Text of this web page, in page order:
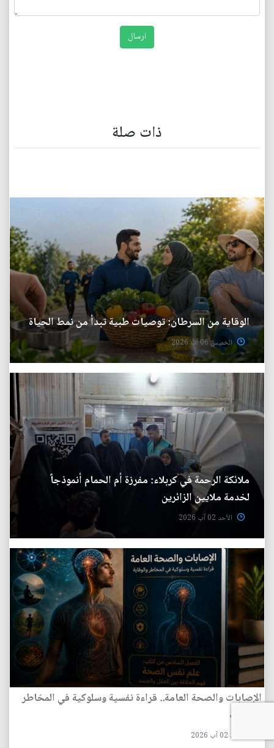
ذات صلة
الوقاية من السرطان: توصيات طبية تبدأ من نمط الحياة
الخميس 06 آب 2026
ملائكة الرحمة في كربلاء: مفرزة أم الحمام أنموذجاً
لخدمة ملايين الزائرين
الأحد 02 آب 2026
الإصابات والصحة العامة.. قراءة نفسية وسلوكية في المخاطر
والوقاية
الأحد 02 آب 2026